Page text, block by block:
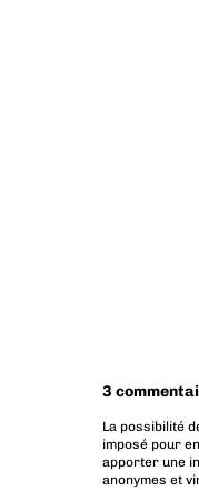
3
La possibilité
imposé pour
apporter une
anonymes et